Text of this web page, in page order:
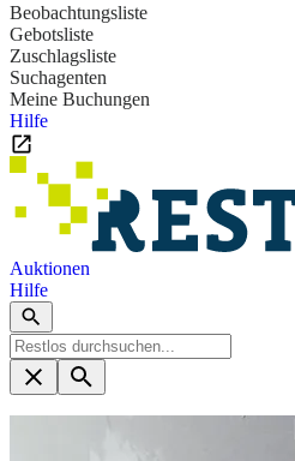
Beobachtungsliste
Gebotsliste
Zuschlagsliste
Suchagenten
Meine Buchungen
Hilfe
Auktionen
Hilfe